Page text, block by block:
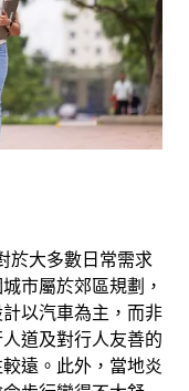
於大多數日常需求
市屬於郊區規劃，
以汽車為主，而非
道及對行人友善的
遠。此外，當地炎